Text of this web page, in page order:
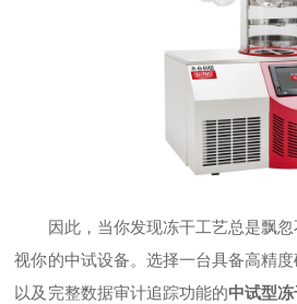
因此，当你发现冻干工艺总是飘忽
视你的中试设备。选择一台具备高精
以及完整数据审计追踪功能的中试型